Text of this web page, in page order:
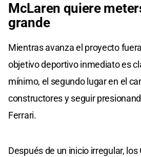
McLaren quiere
grande
Mientras avanza el proyecto
objetivo deportivo inmediato es
mínimo, el segundo lugar en el
constructores y seguir
Ferrari.
Después de un inicio irregular,